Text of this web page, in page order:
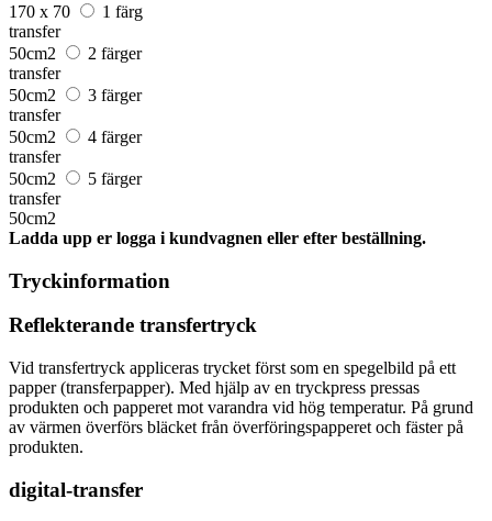
170 x 70
1 färg
transfer
50cm2
2 färger
transfer
50cm2
3 färger
transfer
50cm2
4 färger
transfer
50cm2
5 färger
transfer
50cm2
Ladda upp er logga i kundvagnen eller efter beställning.
Tryckinformation
Reflekterande transfertryck
Vid transfertryck appliceras trycket först som en spegelbild på ett
papper (transferpapper). Med hjälp av en tryckpress pressas
produkten och papperet mot varandra vid hög temperatur. På grund
av värmen överförs bläcket från överföringspapperet och fäster på
produkten.
digital-transfer